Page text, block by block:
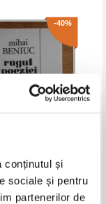
conținutul și
sociale și pentru
partenerilor de
-40%
- Rugul poeziei
10,00Lei 6,00 Lei